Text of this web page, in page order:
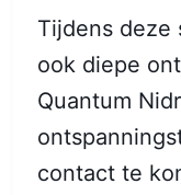
Tijdens deze
ook diepe
Quantum
contact te